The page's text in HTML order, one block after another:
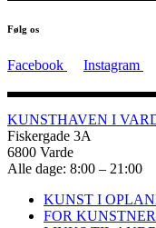
Følg os
Facebook Instagram
KUNSTHAVEN I
Fiskergade 3A
6800 Varde
Alle dage: 8:00 – 21:00
KUNST I
FOR